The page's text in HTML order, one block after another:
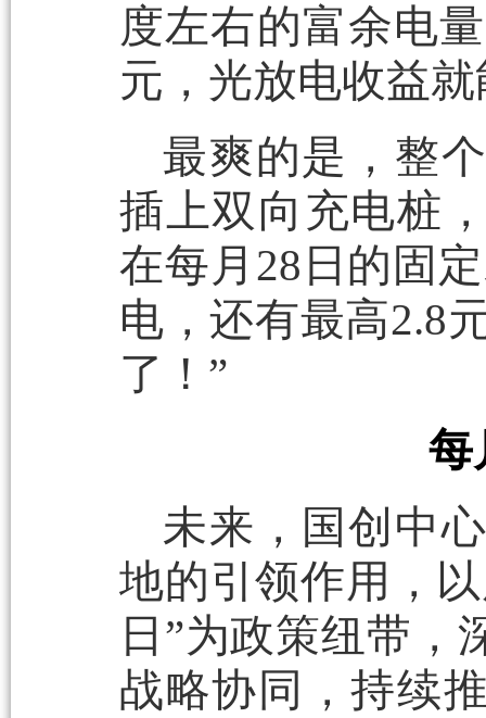
度左右的富余电
元，光放电收益
最爽的是，整
插上双向充电桩
在每月28日的固
电，还有最高2.8
了！”
每
未来，国创中
地的引领作用，
日”为政策纽带，
战略协同，持续